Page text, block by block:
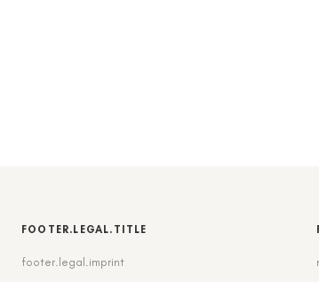
FOOTER.LEGAL.TITLE
footer.legal.imprint